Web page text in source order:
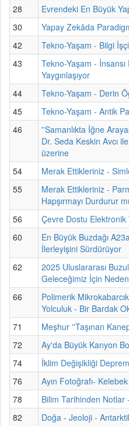
28
Evrendeki En Büyük
30
Yapay Zekâda
42
Tekno-Yaşam - Bilgi
43
Tekno-Yaşam - İnsansı
Yaygınlaşıyor
44
Tekno-Yaşam - Derin
45
Tekno-Yaşam - Antik
46
''Samanlıkta İğne
Dr. Seda Keskin Avcı
üzerine
54
Merak Ettikleriniz -
55
Merak Ettikleriniz -
Hapşırmayı Durdurur
56
Çevre Dostu Elektronik
60
En Büyük Buzdağı
İlerleyişini Sürdürüyor
62
2025 Uluslararası
Geleceğimiz İçin
66
Polimerik
Yolculuk - Bir Bardak
71
Meşhur ''Taşınan
72
Ay'da Büyük Kanyon
74
İklim Değişikliği
76
Ayın Fotoğrafı-
78
Bilim Tarihinden
82
Doğa - Jeoloji -